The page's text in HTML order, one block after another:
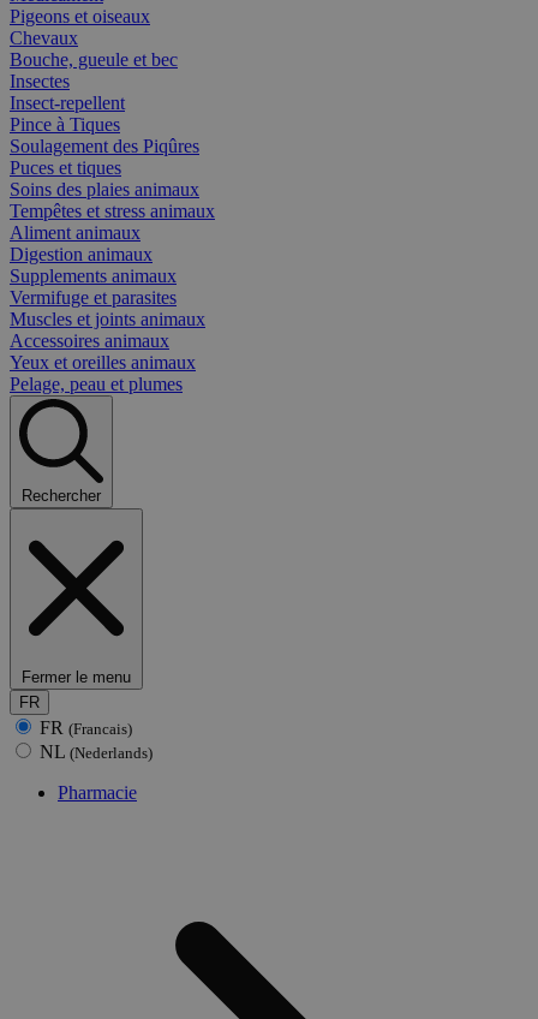
Pigeons et oiseaux
Chevaux
Bouche, gueule et bec
Insectes
Insect-repellent
Pince à Tiques
Soulagement des Piqûres
Puces et tiques
Soins des plaies animaux
Tempêtes et stress animaux
Aliment animaux
Digestion animaux
Supplements animaux
Vermifuge et parasites
Muscles et joints animaux
Accessoires animaux
Yeux et oreilles animaux
Pelage, peau et plumes
Rechercher
Fermer le menu
FR
FR (Francais)
NL (Nederlands)
Pharmacie